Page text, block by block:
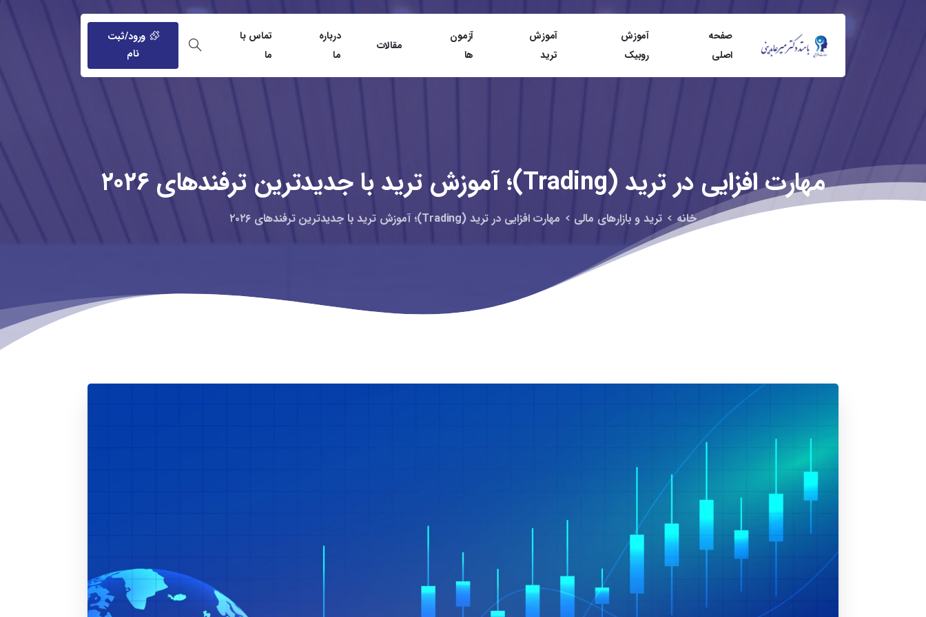
صفحه
اصلی
آموزش
روبيک
آموزش
ترید
آزمون
ها
مقالات
درباره
ما
تماس با
ما
ورود/ثبت
نام
مهارتافزایی درترید (Trading)؛ آموزش تریدباجدیدترین ترفندهای ۲۰۲۶
خانه ترید و بازارهای مالی مهارت افزایی در ترید (Trading)؛ آموزش ترید با جدیدترین ترفندهای ۲۰۲۶